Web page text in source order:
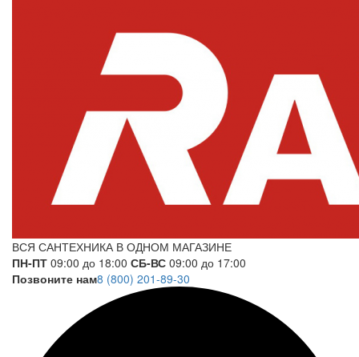
ВСЯ САНТЕХНИКА В ОДНОМ МАГАЗИНЕ
ПН-ПТ 09:00 до 18:00 СБ-ВС 09:00 до 17:00
Позвоните нам8 (800) 201-89-30